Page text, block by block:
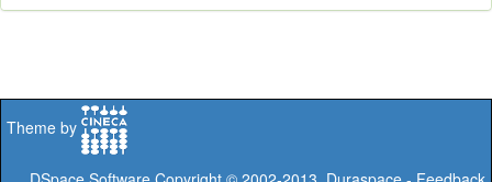
Theme by